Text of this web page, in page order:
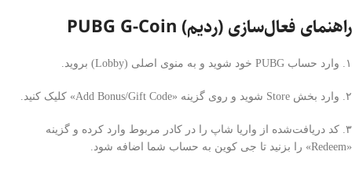
راهنمای فعال‌سازی (ردیم) PUBG G-Coin
۱. وارد حساب PUBG خود شوید و به منوی اصلی (Lobby) بروید.
۲. وارد بخش Store شوید و روی گزینه «Add Bonus/Gift Code» کلیک کنید.
۳. کد دریافت‌شده از واریا شاپ را در کادر مربوط وارد کرده و گزینه
«Redeem» را بزنید تا جی کوین به حساب شما اضافه شود.